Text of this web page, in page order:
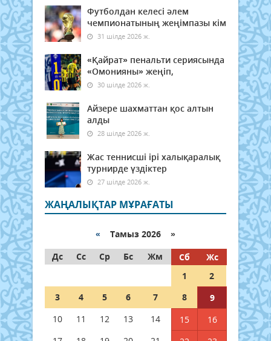
Футболдан келесі әлем
чемпионатының жеңімпазы кім
31 шілде 2026 ж.
«Қайрат» пенальти сериясында
«Омонияны» жеңіп,
30 шілде 2026 ж.
Айзере шахматтан қос алтын
алды
28 шілде 2026 ж.
Жас теннисші ірі халықаралық
турнирде үздіктер
27 шілде 2026 ж.
ЖАҢАЛЫҚТАР МҰРАҒАТЫ
« Тамыз 2026 »
Дс
Сс Ср Бс Жм Сб
Жс
1
2
3
4 5 6 7 8
9
10
11 12 13 14 15
16